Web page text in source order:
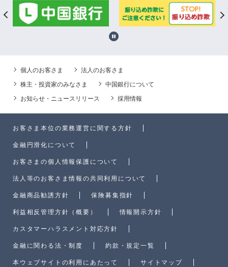
個人のお客さま
法人のお客さま
株主・投資家のみなさま
中国銀行について
お知らせ・ニュースリリース
採用情報
お客さま本位の業務運営に関する方針
金融円滑化について
お客さまの個人情報保護について
法人等のお客さま情報の共同利用について
金融商品勧誘方針 保険募集指針
利益相反管理方針（概要） 情報開示方針
カスタマーハラスメント対応方針
金融に関わる法・制度 約款・規定一覧
本ウェブサイトの利用にあたって サイトマップ